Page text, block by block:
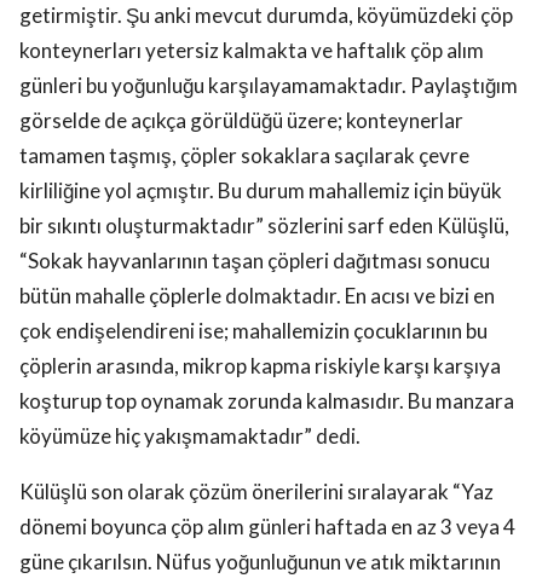
getirmiştir. Şu anki mevcut durumda, köyümüzdeki çöp
konteynerları yetersiz kalmakta ve haftalık çöp alım
günleri bu yoğunluğu karşılayamamaktadır. Paylaştığım
görselde de açıkça görüldüğü üzere; konteynerlar
tamamen taşmış, çöpler sokaklara saçılarak çevre
kirliliğine yol açmıştır. Bu durum mahallemiz için büyük
bir sıkıntı oluşturmaktadır” sözlerini sarf eden Külüşlü,
“Sokak hayvanlarının taşan çöpleri dağıtması sonucu
bütün mahalle çöplerle dolmaktadır. En acısı ve bizi en
çok endişelendireni ise; mahallemizin çocuklarının bu
çöplerin arasında, mikrop kapma riskiyle karşı karşıya
koşturup top oynamak zorunda kalmasıdır. Bu manzara
köyümüze hiç yakışmamaktadır” dedi.
Külüşlü son olarak çözüm önerilerini sıralayarak “Yaz
dönemi boyunca çöp alım günleri haftada en az 3 veya 4
güne çıkarılsın. Nüfus yoğunluğunun ve atık miktarının